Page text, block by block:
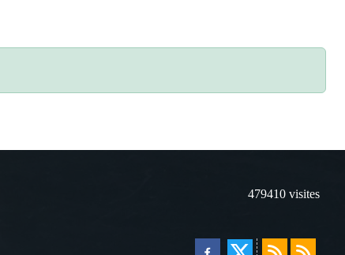
479410 visites